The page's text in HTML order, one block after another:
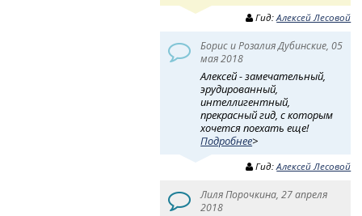
Гид:Алексей Лесовой
Борис и Розалия Дубинские, 05
мая 2018
Алексей - замечательный,
эрудированный,
интеллигентный,
прекрасный гид, с которым
хочется поехать еще!
Подробнее>
Гид:Алексей Лесовой
Лиля Порочкина, 27 апреля
2018